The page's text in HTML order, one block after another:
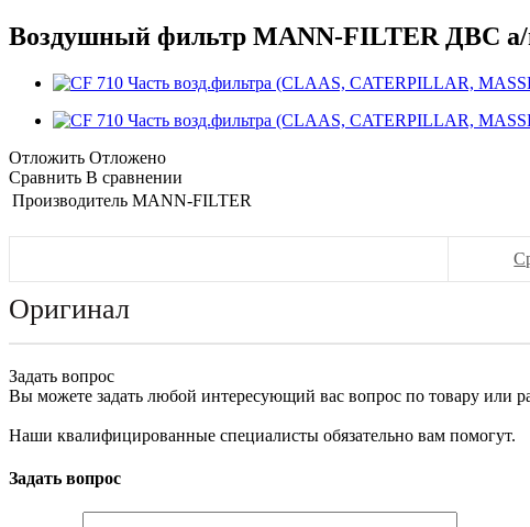
Воздушный фильтр MANN-FILTER ДВС а/
Отложить Отложено
Сравнить В сравнении
Производитель MANN-FILTER
Оригинал
Задать вопрос
Вы можете задать любой интересующий вас вопрос по товару или
Наши квалифицированные специалисты обязательно вам помогут.
Задать вопрос